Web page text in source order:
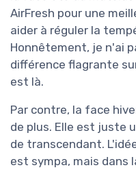
AirFresh pour une
aider à réguler la
Honnêtement, je n'ai
différence flagrante
est là.
Par contre, la face
de plus. Elle est juste
de transcendant.
est sympa, mais dans